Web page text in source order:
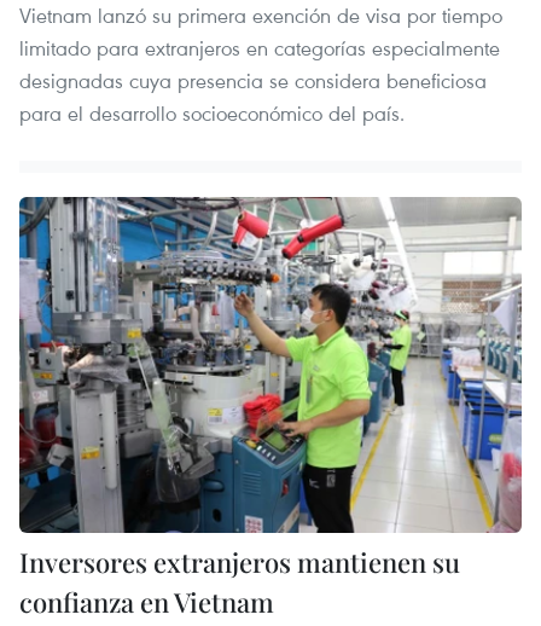
Vietnam lanzó su primera exención de visa por tiempo
limitado para extranjeros en categorías especialmente
designadas cuya presencia se considera beneficiosa
para el desarrollo socioeconómico del país.
Inversores extranjeros mantienen su
confianza en Vietnam